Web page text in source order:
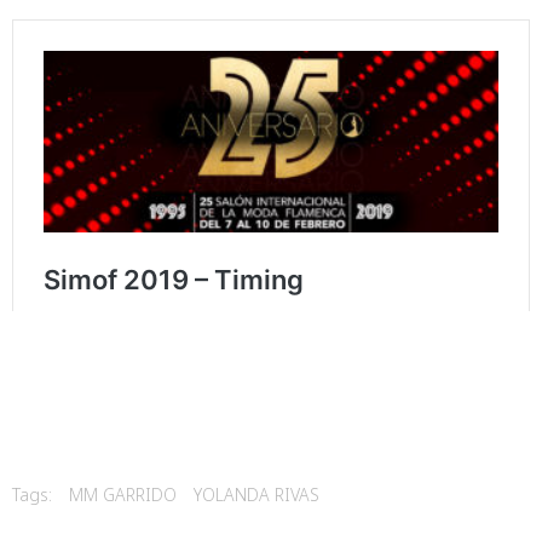
Tags: MM GARRIDO YOLANDA RIVAS